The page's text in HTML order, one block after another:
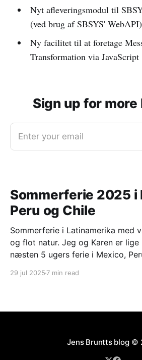
Nyt afleveringsmodul til
(ved brug af SBSYS' WebAPI)
Ny facilitet til at foretage
Transformation via JavaScript
Sign up for more
Enter your email
Sommerferie 2025 i
Peru og Chile
Sommerferie i Latinamerika med
og flot natur. Jeg og Karen er lige kommet hjem fra
næsten 5 ugers ferie i Mexico, Peru og
har været i praktik på den danske
29 jul 2025 7 min read
Jens Bruntts blog©